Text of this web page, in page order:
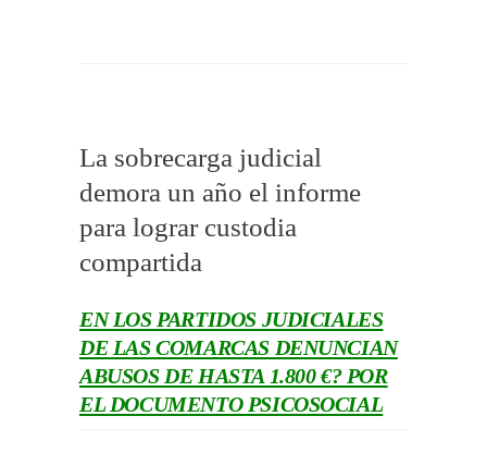
La sobrecarga judicial
demora un año el informe
para lograr custodia
compartida
EN LOS PARTIDOS JUDICIALES
DE LAS COMARCAS DENUNCIAN
ABUSOS DE HASTA 1.800 €? POR
EL DOCUMENTO PSICOSOCIAL